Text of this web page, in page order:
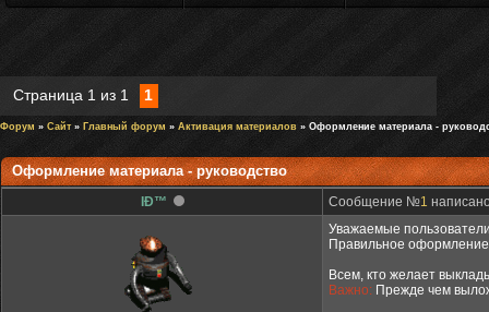
Страница 1 из 1 1
Форум » Сайт» Главный форум » Активация материалов » Оформление материала -
Оформление материала - руководство
IÐ™ Сообщение №1
Уважаемые
Правильное оформление
Всем, кто желает
Важно: Прежде чем